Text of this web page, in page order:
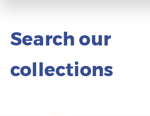
Search our
collections